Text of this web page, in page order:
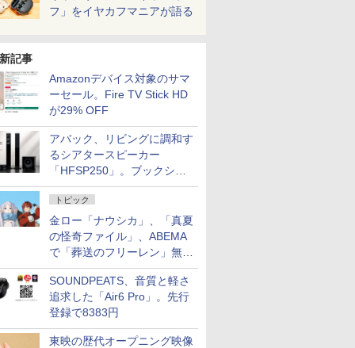
フ」をイヤカフマニアが語る
記事
Amazonデバイス対象のサマ
ーセール。Fire TV Stick HD
が29% OFF
アバック、リビングに調和す
るシアタースピーカー
「HFSP250」。ブックシェ
ルフはペア3万円以下
トピック
金ロー「ナウシカ」、「真夏
の怪奇ファイル」、ABEMA
で「葬送のフリーレン」無料
配信など。夏の特番・配信情
報
SOUNDPEATS、音質と軽さ
追求した「Air6 Pro」。先行
登録で8383円
東映の歴代オープニング映像